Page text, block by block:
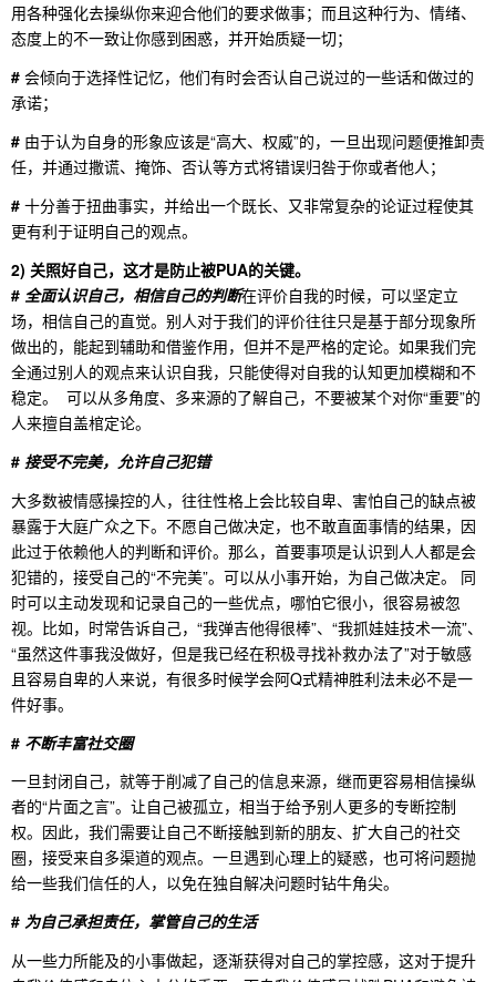
用各种强化去操纵你来迎合他们的要求做事；而且这种行为、情绪、
态度上的不一致让你感到困惑，并开始质疑一切；
# 会倾向于选择性记忆，他们有时会否认自己说过的一些话和做过的
承诺；
# 由于认为自身的形象应该是“高大、权威”的，一旦出现问题便推卸责
任，并通过撒谎、掩饰、否认等方式将错误归咎于你或者他人；
# 十分善于扭曲事实，并给出一个既长、又非常复杂的论证过程使其
更有利于证明自己的观点。
2) 关照好自己，这才是防止被PUA的关键。
# 全面认识自己，相信自己的判断在评价自我的时候，可以坚定立
场，相信自己的直觉。别人对于我们的评价往往只是基于部分现象所
做出的，能起到辅助和借鉴作用，但并不是严格的定论。如果我们完
全通过别人的观点来认识自我，只能使得对自我的认知更加模糊和不
稳定。 可以从多角度、多来源的了解自己，不要被某个对你“重要”的
人来擅自盖棺定论。
# 接受不完美，允许自己犯错
大多数被情感操控的人，往往性格上会比较自卑、害怕自己的缺点被
暴露于大庭广众之下。不愿自己做决定，也不敢直面事情的结果，因
此过于依赖他人的判断和评价。那么，首要事项是认识到人人都是会
犯错的，接受自己的“不完美”。可以从小事开始，为自己做决定。 同
时可以主动发现和记录自己的一些优点，哪怕它很小，很容易被忽
视。比如，时常告诉自己，“我弹吉他得很棒”、“我抓娃娃技术一流”、
“虽然这件事我没做好，但是我已经在积极寻找补救办法了”对于敏感
且容易自卑的人来说，有很多时候学会阿Q式精神胜利法未必不是一
件好事。
# 不断丰富社交圈
一旦封闭自己，就等于削减了自己的信息来源，继而更容易相信操纵
者的“片面之言”。让自己被孤立，相当于给予别人更多的专断控制
权。因此，我们需要让自己不断接触到新的朋友、扩大自己的社交
圈，接受来自多渠道的观点。一旦遇到心理上的疑惑，也可将问题抛
给一些我们信任的人，以免在独自解决问题时钻牛角尖。
# 为自己承担责任，掌管自己的生活
从一些力所能及的小事做起，逐渐获得对自己的掌控感，这对于提升